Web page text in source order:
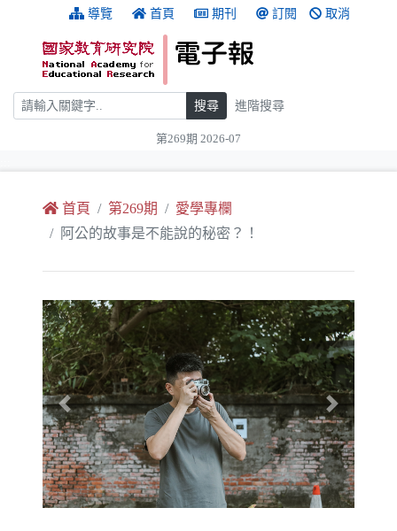
跳到主要內容 導覽 首頁 期刊 訂閱 取消
搜尋 搜尋 進階搜尋
第269期 2026-07
首頁 第269期
愛學專欄
阿公的故事是不能說的秘密？！
Previous Next